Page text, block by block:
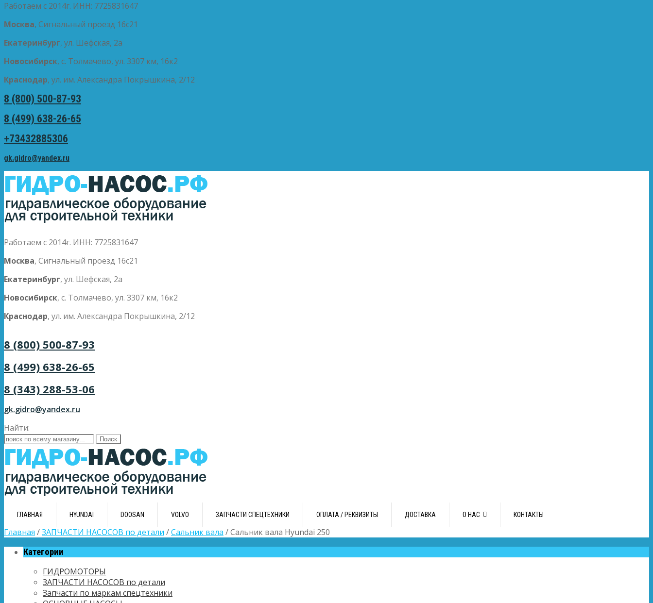
Работаем с 2014г. ИНН: 7725831647
Москва, Сигнальный проезд 16с21
Екатеринбург, ул. Шефская, 2а
Новосибирск, с. Толмачево, ул. 3307 км, 16к2
Краснодар, ул. им. Александра Покрышкина, 2/12
8 (800) 500-87-93
8 (499) 638-26-65
+73432885306
gk.gidro@yandex.ru
Работаем с 2014г. ИНН: 7725831647
Москва, Сигнальный проезд 16с21
Екатеринбург, ул. Шефская, 2а
Новосибирск, с. Толмачево, ул. 3307 км, 16к2
Краснодар, ул. им. Александра Покрышкина, 2/12
8 (800) 500-87-93
8 (499) 638-26-65
8 (343) 288-53-06
gk.gidro@yandex.ru
Найти:
ГЛАВНАЯ HYUNDAI DOOSAN VOLVO ЗАПЧАСТИ СПЕЦТЕХНИКИ ОПЛАТА / РЕКВИЗИТЫ ДОСТАВКА О НАС КОНТАКТЫ
Главная /ЗАПЧАСТИ НАСОСОВ по детали /Сальник вала / Сальник вала Hyundai 250
Категории
ГИДРОМОТОРЫ
ЗАПЧАСТИ НАСОСОВ по детали
Запчасти по маркам спецтехники